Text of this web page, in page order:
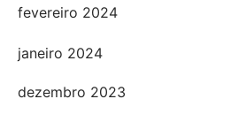
fevereiro 2024
janeiro 2024
dezembro 2023